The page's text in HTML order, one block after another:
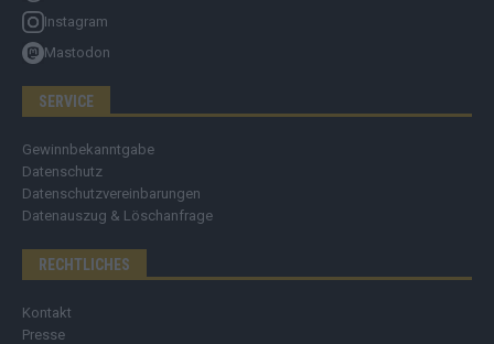
Instagram
Mastodon
SERVICE
Gewinnbekanntgabe
Datenschutz
Datenschutzvereinbarungen
Datenauszug & Löschanfrage
RECHTLICHES
Kontakt
Presse